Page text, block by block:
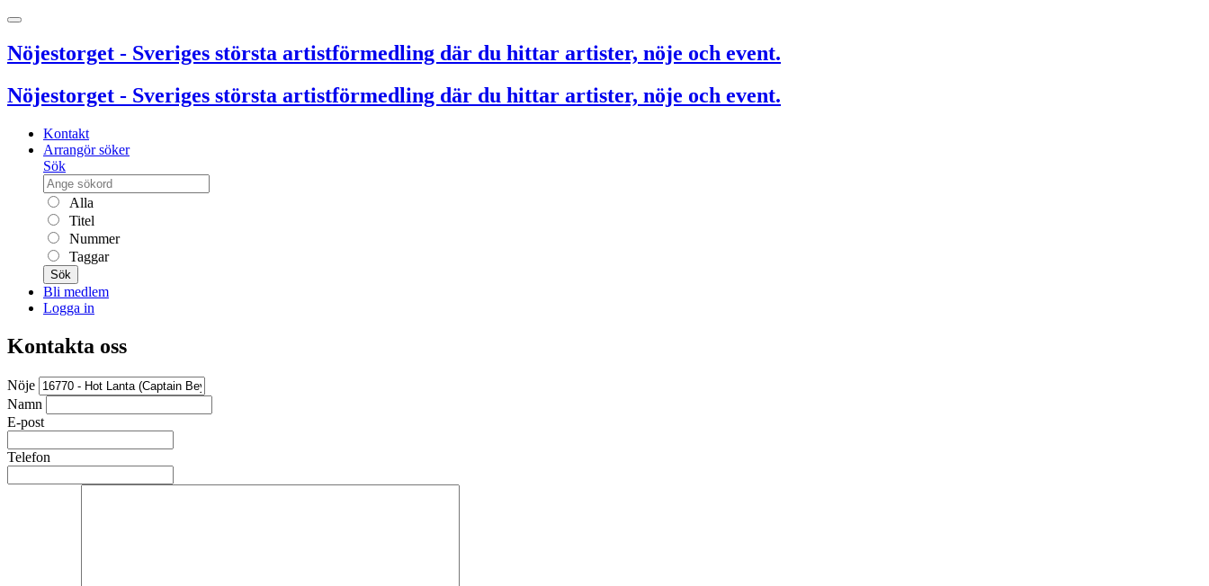
Nöjestorget - Sveriges största artistförmedling där du hittar artister, nöje och event.
Nöjestorget - Sveriges största artistförmedling där du hittar artister, nöje och event.
Kontakt
Arrangör söker
Sök
Alla
Titel
Nummer
Taggar
Sök
Bli medlem
Logga in
Kontakta oss
Nöje
Namn
E-post
Telefon